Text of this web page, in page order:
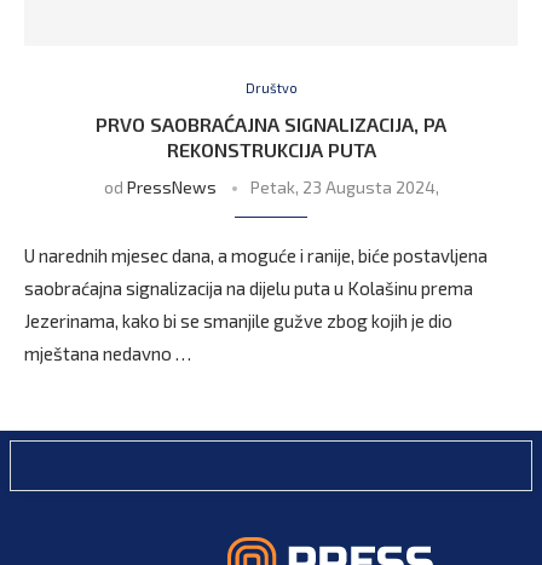
Društvo
PRVO SAOBRAĆAJNA SIGNALIZACIJA, PA
REKONSTRUKCIJA PUTA
od PressNews Petak, 23 Augusta 2024,
U narednih mjesec dana, a moguće i ranije, biće postavljena
saobraćajna signalizacija na dijelu puta u Kolašinu prema
Jezerinama, kako bi se smanjile gužve zbog kojih je dio
mještana nedavno …